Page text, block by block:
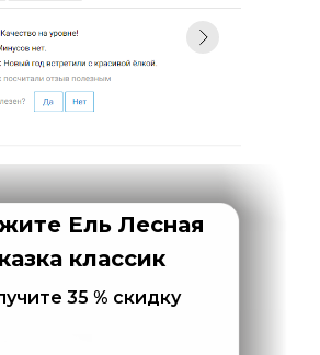
Ель Лесная
классик
35 % скидку